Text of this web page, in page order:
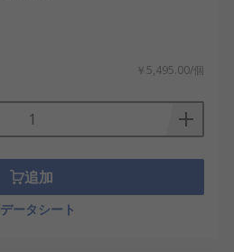
￥5,495.00/個
追加
データシート